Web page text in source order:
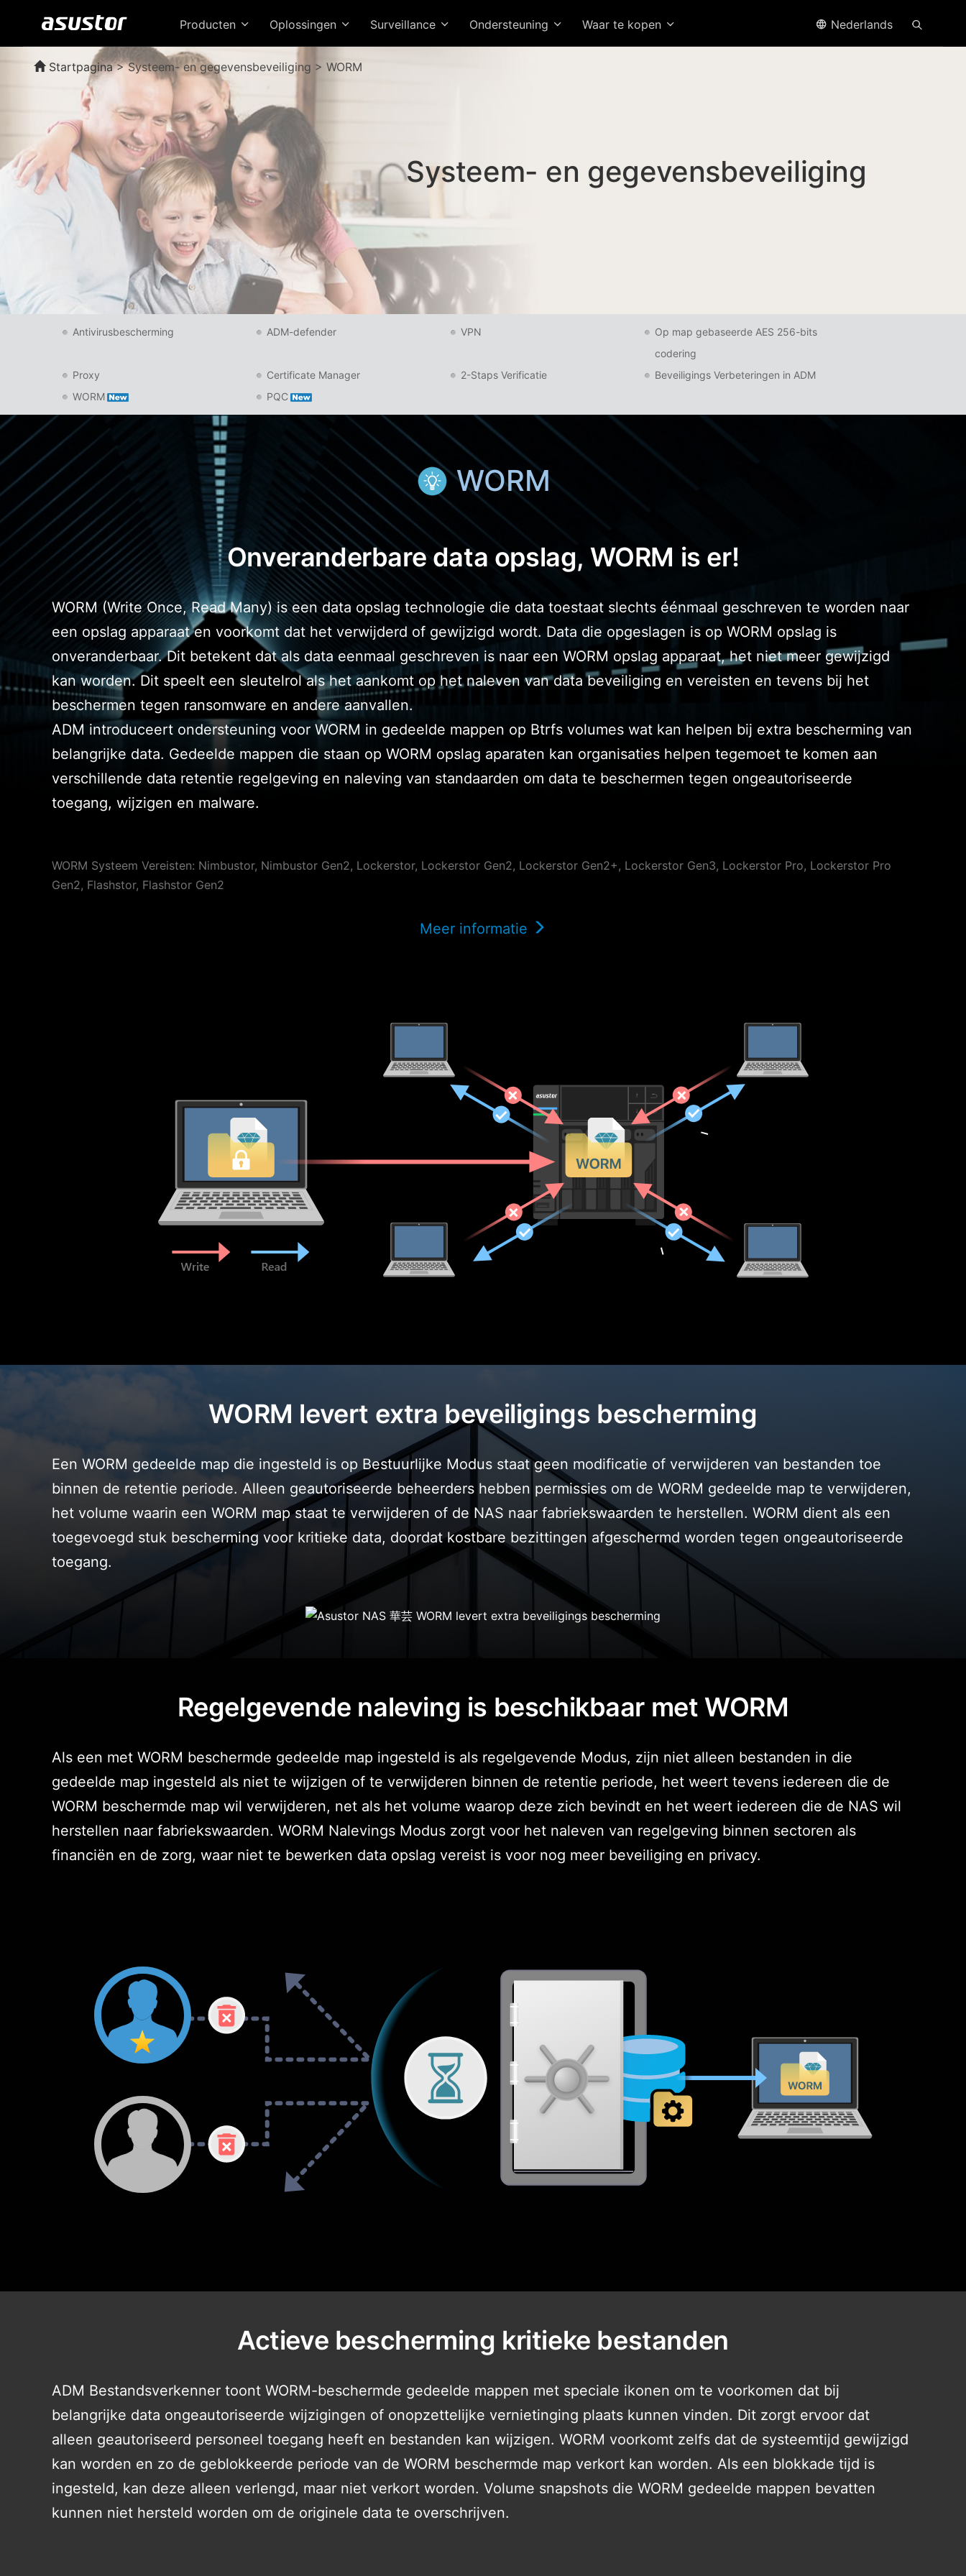
Producten Oplossingen Surveillance Ondersteuning Waar te kopen Nederlands
Startpagina>Systeem- en gegevensbeveiliging > WORM
Systeem- en gegevensbeveiliging
Antivirusbescherming ADM-defender VPN
Op map gebaseerde AES 256-bits
codering
Proxy
Certificate Manager 2-Staps Verificatie
Beveiligings Verbeteringen in ADM
WORM
PQC
WORM
Onveranderbare data opslag, WORM is er!
WORM (Write Once, Read Many) is een data opslag technologie die data toestaat slechts éénmaal geschreven te worden naar
een opslag apparaat en voorkomt dat het verwijderd of gewijzigd wordt. Data die opgeslagen is op WORM opslag is
onveranderbaar. Dit betekent dat als data eenmaal geschreven is naar een WORM opslag apparaat, het niet meer gewijzigd
kan worden. Dit speelt een sleutelrol als het aankomt op het naleven van data beveiliging en vereisten en tevens bij het
beschermen tegen ransomware en andere aanvallen.
ADM introduceert ondersteuning voor WORM in gedeelde mappen op Btrfs volumes wat kan helpen bij extra bescherming van
belangrijke data. Gedeelde mappen die staan op WORM opslag aparaten kan organisaties helpen tegemoet te komen aan
verschillende data retentie regelgeving en naleving van standaarden om data te beschermen tegen ongeautoriseerde
toegang, wijzigen en malware.
WORM Systeem Vereisten: Nimbustor, Nimbustor Gen2, Lockerstor, Lockerstor Gen2, Lockerstor Gen2+, Lockerstor Gen3, Lockerstor Pro, Lockerstor Pro
Gen2, Flashstor, Flashstor Gen2
Meer informatie
WORM levert extra beveiligings bescherming
Een WORM gedeelde map die ingesteld is op Bestuurlijke Modus staat geen modificatie of verwijderen van bestanden toe
binnen de retentie periode. Alleen geautoriseerde beheerders hebben permissies om de WORM gedeelde map te verwijderen,
het volume waarin een WORM map staat te verwijderen of de NAS naar fabriekswaarden te herstellen. WORM dient als een
toegevoegd stuk bescherming voor kritieke data, doordat kostbare bezittingen afgeschermd worden tegen ongeautoriseerde
toegang.
Regelgevende naleving is beschikbaar met WORM
Als een met WORM beschermde gedeelde map ingesteld is als regelgevende Modus, zijn niet alleen bestanden in die
gedeelde map ingesteld als niet te wijzigen of te verwijderen binnen de retentie periode, het weert tevens iedereen die de
WORM beschermde map wil verwijderen, net als het volume waarop deze zich bevindt en het weert iedereen die de NAS wil
herstellen naar fabriekswaarden. WORM Nalevings Modus zorgt voor het naleven van regelgeving binnen sectoren als
financiën en de zorg, waar niet te bewerken data opslag vereist is voor nog meer beveiliging en privacy.
Actieve bescherming kritieke bestanden
ADM Bestandsverkenner toont WORM-beschermde gedeelde mappen met speciale ikonen om te voorkomen dat bij
belangrijke data ongeautoriseerde wijzigingen of onopzettelijke vernietinging plaats kunnen vinden. Dit zorgt ervoor dat
alleen geautoriseerd personeel toegang heeft en bestanden kan wijzigen. WORM voorkomt zelfs dat de systeemtijd gewijzigd
kan worden en zo de geblokkeerde periode van de WORM beschermde map verkort kan worden. Als een blokkade tijd is
ingesteld, kan deze alleen verlengd, maar niet verkort worden. Volume snapshots die WORM gedeelde mappen bevatten
kunnen niet hersteld worden om de originele data te overschrijven.